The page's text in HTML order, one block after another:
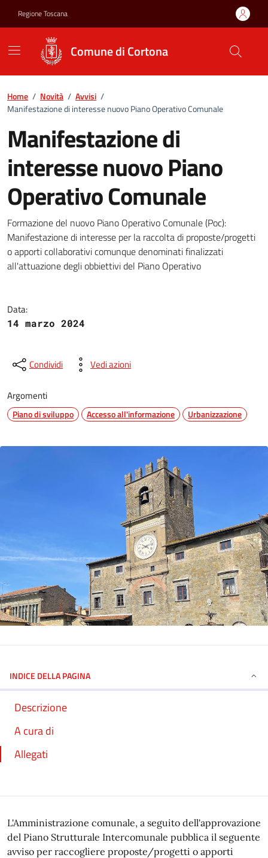
Regione Toscana
Comune di Cortona
Home / Novità / Avvisi /
Manifestazione di interesse nuovo Piano Operativo Comunale
Manifestazione di
interesse nuovo Piano
Operativo Comunale
Manifestazione di interesse
Formazione del nuovo Piano Operativo Comunale (Poc):
Manifestazione di interesse per la raccolta di proposte/progetti
o apporti collaborativi comunque denominati finalizzati
all'attuazione degli obbiettivi del Piano Operativo
Data:
14 marzo 2024
Condividi Vedi azioni
Argomenti
Piano di sviluppo Accesso all'informazione Urbanizzazione
INDICE DELLA PAGINA
Descrizione
A cura di
Allegati
L'Amministrazione comunale, a seguito dell'approvazione
del Piano Strutturale Intercomunale pubblica il seguente
avviso per raccogliere proposte/progetti o apporti